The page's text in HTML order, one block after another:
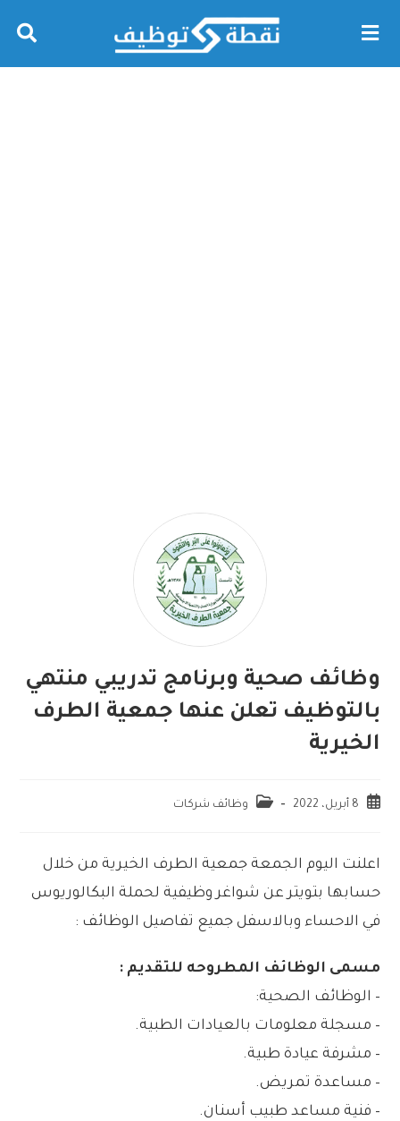
وظائف صحية وبرنامج تدريبي منتهي
بالتوظيف تعلن عنها جمعية الطرف
الخيرية
8 أبريل، 2022 وظائف شركات
اعلنت اليوم الجمعة جمعية الطرف الخيرية من خلال
حسابها بتويتر عن شواغر وظيفية لحملة البكالوريوس
في الاحساء وبالاسفل جميع تفاصيل الوظائف :
مسمى الوظائف المطروحه للتقديم :
– الوظائف الصحية:
– مسجلة معلومات بالعيادات الطبية.
– مشرفة عيادة طبية.
– مساعدة تمريض.
– فنية مساعد طبيب أسنان.